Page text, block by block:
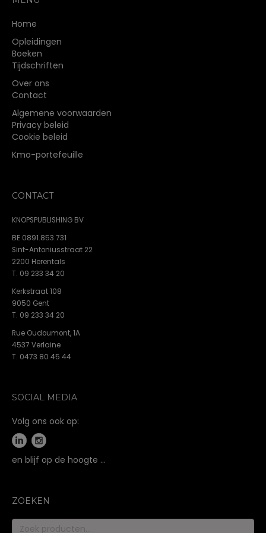
Home
Opleidingen
Boeken
Tijdschriften
Over ons
Contact
Algemene voorwaarden
Privacy beleid
Cookie beleid
Kmo-portefeuille
CONTACT
KNOPSPUBLISHING BV
BE 0891.853.731
Sint-Antoniusstraat 22
2200 Herentals
T. 09 233 34 20
Kerkstraat 108
9050 Gent
T. 09 233 34 20
Rue Oudoumont, 1A
4537 Verlaine
T. 0473 80 45 44
SOCIAL MEDIA
Volg ons ook op:
en blijf op de hoogte …
ZOEKEN
Zoeken